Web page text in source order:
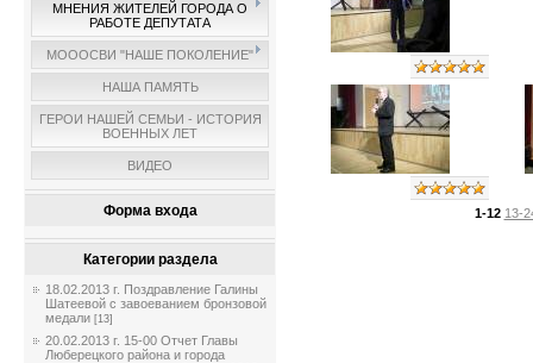
МНЕНИЯ ЖИТЕЛЕЙ ГОРОДА О
РАБОТЕ ДЕПУТАТА
МОООСВИ "НАШЕ ПОКОЛЕНИЕ"
НАША ПАМЯТЬ
ГЕРОИ НАШЕЙ СЕМЬИ - ИСТОРИЯ
ВОЕННЫХ ЛЕТ
ВИДЕО
Форма входа
Категории раздела
18.02.2013 г. Поздравление Галины
Шатеевой с завоеванием бронзовой
медали [13]
20.02.2013 г. 15-00 Отчет Главы
Люберецкого района и города
1-12 13-